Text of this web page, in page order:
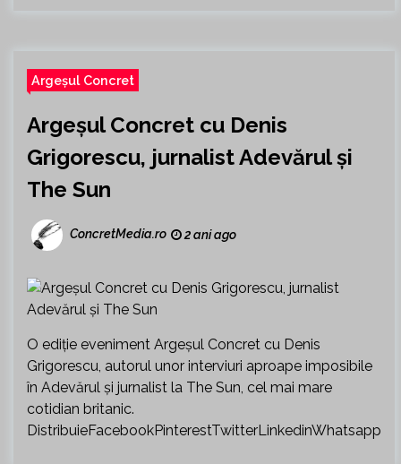
Argeșul Concret
Argeșul Concret cu Denis
Grigorescu, jurnalist Adevărul și
The Sun
ConcretMedia.ro 2 ani ago
O ediție eveniment Argeșul Concret cu Denis
Grigorescu, autorul unor interviuri aproape imposibile
în Adevărul și jurnalist la The Sun, cel mai mare
cotidian britanic.
DistribuieFacebookPinterestTwitterLinkedinWhatsapp